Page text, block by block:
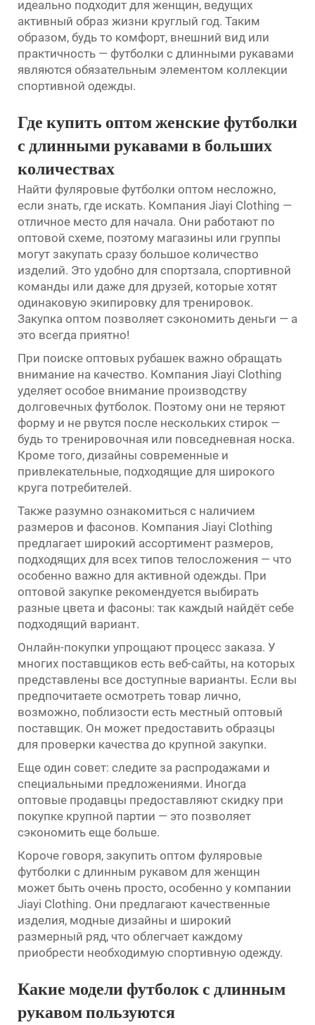
идеально подходит для женщин, ведущих
активный образ жизни круглый год. Таким
образом, будь то комфорт, внешний вид или
практичность — футболки с длинными рукавами
являются обязательным элементом коллекции
спортивной одежды.
Где купить оптом женские футболки
с длинными рукавами в больших
количествах
Найти фуляровые футболки оптом несложно,
если знать, где искать. Компания Jiayi Clothing —
отличное место для начала. Они работают по
оптовой схеме, поэтому магазины или группы
могут закупать сразу большое количество
изделий. Это удобно для спортзала, спортивной
команды или даже для друзей, которые хотят
одинаковую экипировку для тренировок.
Закупка оптом позволяет сэкономить деньги — а
это всегда приятно!
При поиске оптовых рубашек важно обращать
внимание на качество. Компания Jiayi Clothing
уделяет особое внимание производству
долговечных футболок. Поэтому они не теряют
форму и не рвутся после нескольких стирок —
будь то тренировочная или повседневная носка.
Кроме того, дизайны современные и
привлекательные, подходящие для широкого
круга потребителей.
Также разумно ознакомиться с наличием
размеров и фасонов. Компания Jiayi Clothing
предлагает широкий ассортимент размеров,
подходящих для всех типов телосложения — что
особенно важно для активной одежды. При
оптовой закупке рекомендуется выбирать
разные цвета и фасоны: так каждый найдёт себе
подходящий вариант.
Онлайн-покупки упрощают процесс заказа. У
многих поставщиков есть веб-сайты, на которых
представлены все доступные варианты. Если вы
предпочитаете осмотреть товар лично,
возможно, поблизости есть местный оптовый
поставщик. Он может предоставить образцы
для проверки качества до крупной закупки.
Еще один совет: следите за распродажами и
специальными предложениями. Иногда
оптовые продавцы предоставляют скидку при
покупке крупной партии — это позволяет
сэкономить еще больше.
Короче говоря, закупить оптом фуляровые
футболки с длинным рукавом для женщин
может быть очень просто, особенно у компании
Jiayi Clothing. Они предлагают качественные
изделия, модные дизайны и широкий
размерный ряд, что облегчает каждому
приобрести необходимую спортивную одежду.
Какие модели футболок с длинным
рукавом пользуются